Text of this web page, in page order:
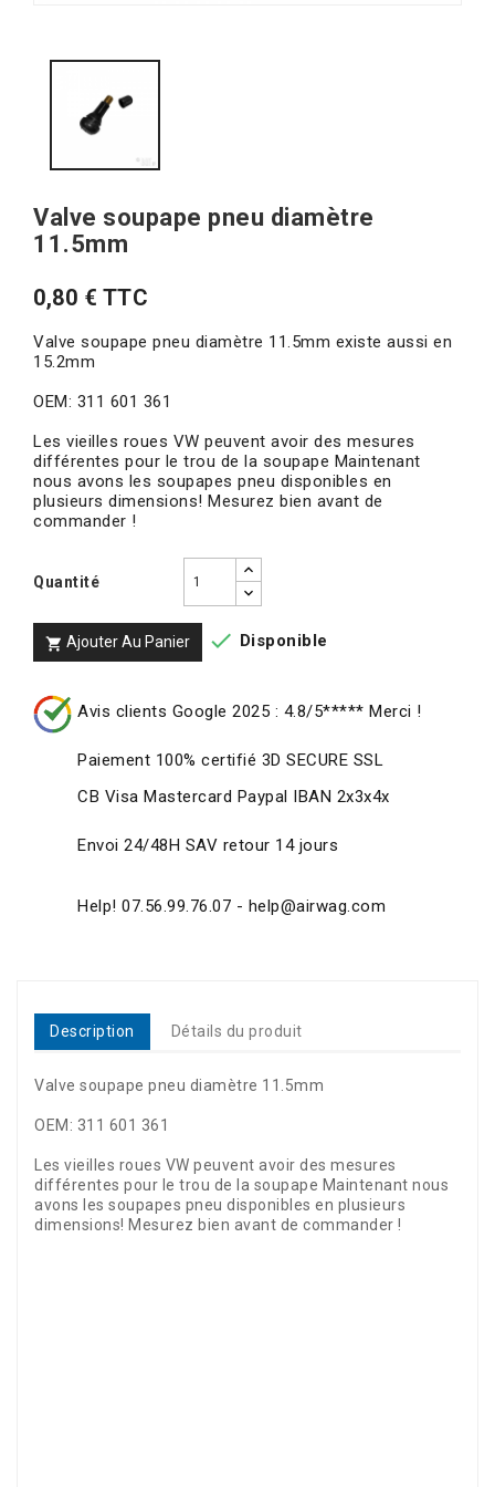
Valve soupape pneu diamètre
11.5mm
0,80 € TTC
Valve soupape pneu diamètre 11.5mm existe aussi en
15.2mm
OEM: 311 601 361
Les vieilles roues VW peuvent avoir des mesures
différentes pour le trou de la soupape Maintenant
nous avons les soupapes pneu disponibles en
plusieurs dimensions! Mesurez bien avant de
commander !
Quantité
 Ajouter Au Panier  Disponible
Avis clients Google 2025 : 4.8/5***** Merci !
Paiement 100% certifié 3D SECURE SSL
CB Visa Mastercard Paypal IBAN 2x3x4x
Envoi 24/48H SAV retour 14 jours
Help! 07.56.99.76.07 - help@airwag.com
Description Détails du produit
Valve soupape pneu diamètre 11.5mm
OEM: 311 601 361
Les vieilles roues VW peuvent avoir des mesures
différentes pour le trou de la soupape Maintenant nous
avons les soupapes pneu disponibles en plusieurs
dimensions! Mesurez bien avant de commander !